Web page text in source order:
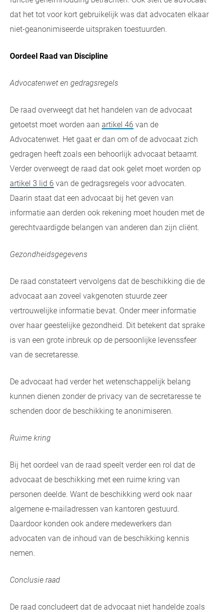
dat het tot voor kort gebruikelijk was dat advocaten elkaar
niet-geanonimiseerde uitspraken toestuurden.
Oordeel Raad van Discipline
Advocatenwet en gedragsregels
De raad overweegt dat het handelen van de advocaat
getoetst moet worden aan artikel 46 van de
Advocatenwet. Het gaat er dan om of de advocaat zich
gedragen heeft zoals een behoorlijk advocaat betaamt.
Verder overweegt de raad dat ook gelet moet worden op
artikel 3 lid 6 van de gedragsregels voor advocaten.
Daarin staat dat een advocaat bij het geven van
informatie aan derden ook rekening moet houden met de
gerechtvaardigde belangen van anderen dan zijn cliënt.
Gezondheidsgegevens
De raad constateert vervolgens dat de beschikking die de
advocaat aan zoveel vakgenoten stuurde zeer
vertrouwelijke informatie bevat. Onder meer informatie
over haar geestelijke gezondheid. Dit betekent dat sprake
is van een grote inbreuk op de persoonlijke levenssfeer
van de secretaresse.
De advocaat had verder het wetenschappelijk belang
kunnen dienen zonder de privacy van de secretaresse te
schenden door de beschikking te anonimiseren.
Ruime kring
Bij het oordeel van de raad speelt verder een rol dat de
advocaat de beschikking met een ruime kring van
personen deelde. Want de beschikking werd ook naar
algemene e-mailadressen van kantoren gestuurd.
Daardoor konden ook andere medewerkers dan
advocaten van de inhoud van de beschikking kennis
nemen.
Conclusie raad
De raad concludeert dat de advocaat niet handelde zoals